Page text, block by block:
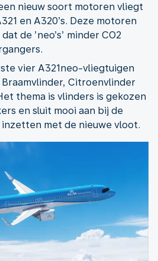
nieuw soort motoren vliegt
en A320’s. Deze motoren
de ’neo’s’ minder CO2
vier A321neo-vliegtuigen
Citroenvlinder
thema is vlinders is gekozen
en sluit mooi aan bij de
met de nieuwe vloot.